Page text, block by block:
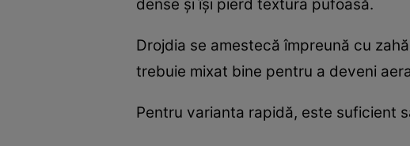
dense și își pierd textura pufoasă.
Drojdia se amestecă împreună cu
trebuie mixat bine pentru a deveni
Pentru varianta rapidă, este suficient